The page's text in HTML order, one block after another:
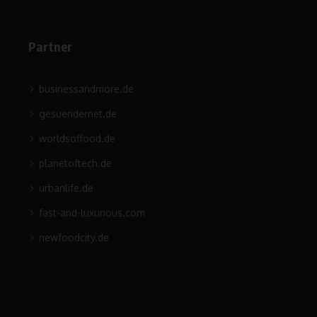
Partner
businessandmore.de
gesuendernet.de
worldsoffood.de
planetoftech.de
urbanlife.de
fast-and-luxurious.com
newfoodcity.de